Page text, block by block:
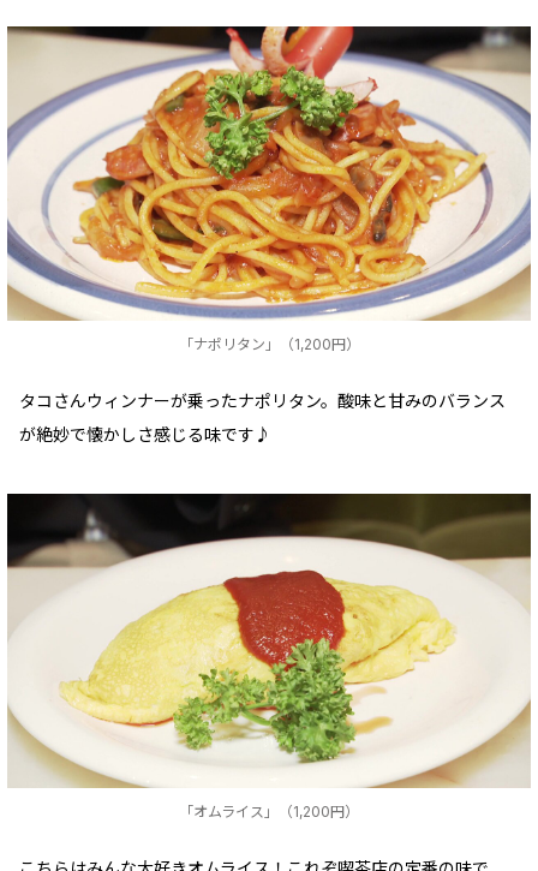
「ナポリタン」（1,200円）
タコさんウィンナーが乗ったナポリタン。酸味と甘みのバランス
が絶妙で懐かしさ感じる味です♪
「オムライス」（1,200円）